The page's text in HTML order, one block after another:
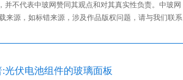
不代表中玻网赞同其观点和对其真实性负责。中玻网
来源，如标错来源，涉及作品版权问题，请与我们联系
:光伏电池组件的玻璃面板